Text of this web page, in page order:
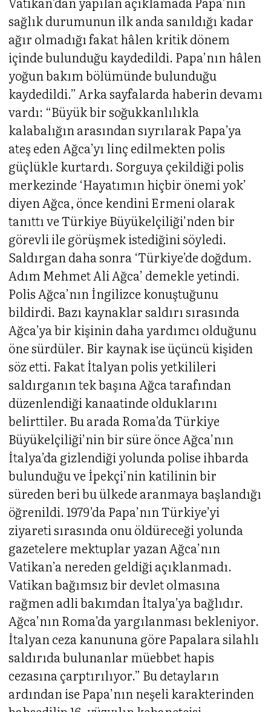
sağlık durumunun ilk anda sanıldığı kadar
ağır olmadığı fakat hâlen kritik dönem
içinde bulunduğu kaydedildi. Papa’nın hâlen
yoğun bakım bölümünde bulunduğu
kaydedildi.” Arka sayfalarda haberin devamı
vardı: “Büyük bir soğukkanlılıkla
kalabalığın arasından sıyrılarak Papa’ya
ateş eden Ağca’yı linç edilmekten polis
güçlükle kurtardı. Sorguya çekildiği polis
merkezinde ‘Hayatımın hiçbir önemi yok’
diyen Ağca, önce kendini Ermeni olarak
tanıttı ve Türkiye Büyükelçiliği’nden bir
görevli ile görüşmek istediğini söyledi.
Saldırgan daha sonra ‘Türkiye’de doğdum.
Adım Mehmet Ali Ağca’ demekle yetindi.
Polis Ağca’nın İngilizce konuştuğunu
bildirdi. Bazı kaynaklar saldırı sırasında
Ağca’ya bir kişinin daha yardımcı olduğunu
öne sürdüler. Bir kaynak ise üçüncü kişiden
söz etti. Fakat İtalyan polis yetkilileri
saldırganın tek başına Ağca tarafından
düzenlendiği kanaatinde olduklarını
belirttiler. Bu arada Roma’da Türkiye
Büyükelçiliği’nin bir süre önce Ağca’nın
İtalya’da gizlendiği yolunda polise ihbarda
bulunduğu ve İpekçi’nin katilinin bir
süreden beri bu ülkede aranmaya başlandığı
öğrenildi. 1979’da Papa’nın Türkiye’yi
ziyareti sırasında onu öldüreceği yolunda
gazetelere mektuplar yazan Ağca’nın
Vatikan’a nereden geldiği açıklanmadı.
Vatikan bağımsız bir devlet olmasına
rağmen adli bakımdan İtalya’ya bağlıdır.
Ağca’nın Roma’da yargılanması bekleniyor.
İtalyan ceza kanununa göre Papalara silahlı
saldırıda bulunanlar müebbet hapis
cezasına çarptırılıyor.” Bu detayların
ardından ise Papa’nın neşeli karakterinden